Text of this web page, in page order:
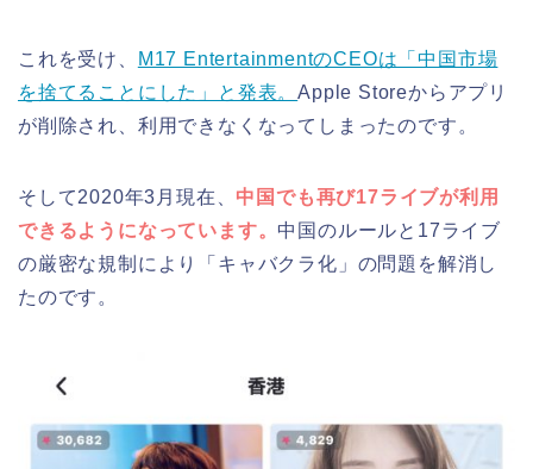
これを受け、
M17 EntertainmentのCEOは「中国市場
を捨てることにした」と発表。Apple Storeからアプリ
が削除され、利用できなくなってしまったのです。
そして2020年3月現在、 中国でも再び17ライブが利用
できるようになっています。 中国のルールと17ライブ
の厳密な規制により「キャバクラ化」の問題を解消し
たのです。